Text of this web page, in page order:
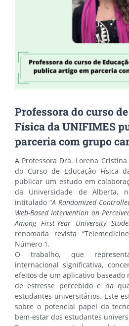
Professora do curso
Física da UNIFIMES
parceria com grupo
A Professora Dra. Lorena
do Curso de Educação Física
publicar um estudo em
da Universidade de Alberta,
intitulado “A Randomized
Web-Based Intervention on
Among First-Year University
renomada revista
Número 1.
O trabalho, que
internacional significativa,
efeitos de um aplicativo baseado
de estresse percebido e na
estudantes universitários. Este
sobre o potencial papel da
bem-estar dos estudantes